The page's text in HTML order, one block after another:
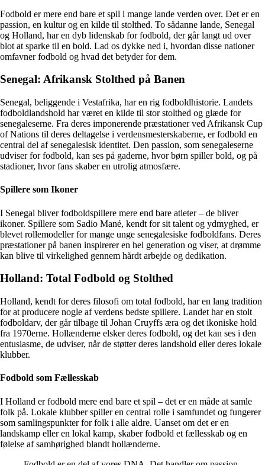
Fodbold er mere end bare et spil i mange lande verden over. Det er en
passion, en kultur og en kilde til stolthed. To sådanne lande, Senegal
og Holland, har en dyb lidenskab for fodbold, der går langt ud over
blot at sparke til en bold. Lad os dykke ned i, hvordan disse nationer
omfavner fodbold og hvad det betyder for dem.
Senegal: Afrikansk Stolthed på Banen
Senegal, beliggende i Vestafrika, har en rig fodboldhistorie. Landets
fodboldlandshold har været en kilde til stor stolthed og glæde for
senegaleserne. Fra deres imponerende præstationer ved Afrikansk Cup
of Nations til deres deltagelse i verdensmesterskaberne, er fodbold en
central del af senegalesisk identitet. Den passion, som senegaleserne
udviser for fodbold, kan ses på gaderne, hvor børn spiller bold, og på
stadioner, hvor fans skaber en utrolig atmosfære.
Spillere som Ikoner
I Senegal bliver fodboldspillere mere end bare atleter – de bliver
ikoner. Spillere som Sadio Mané, kendt for sit talent og ydmyghed, er
blevet rollemodeller for mange unge senegalesiske fodboldfans. Deres
præstationer på banen inspirerer en hel generation og viser, at drømme
kan blive til virkelighed gennem hårdt arbejde og dedikation.
Holland: Total Fodbold og Stolthed
Holland, kendt for deres filosofi om total fodbold, har en lang tradition
for at producere nogle af verdens bedste spillere. Landet har en stolt
fodboldarv, der går tilbage til Johan Cruyffs æra og det ikoniske hold
fra 1970erne. Hollænderne elsker deres fodbold, og det kan ses i den
entusiasme, de udviser, når de støtter deres landshold eller deres lokale
klubber.
Fodbold som Fællesskab
I Holland er fodbold mere end bare et spil – det er en måde at samle
folk på. Lokale klubber spiller en central rolle i samfundet og fungerer
som samlingspunkter for folk i alle aldre. Uanset om det er en
landskamp eller en lokal kamp, skaber fodbold et fællesskab og en
følelse af samhørighed blandt hollænderne.